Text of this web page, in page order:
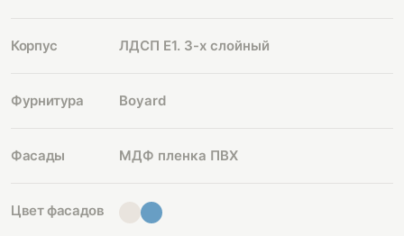
Корпус ЛДСП Е1. 3-х слойный
Фурнитура Boyard
Фасады МДФ пленка ПВХ
Цвет фасадов